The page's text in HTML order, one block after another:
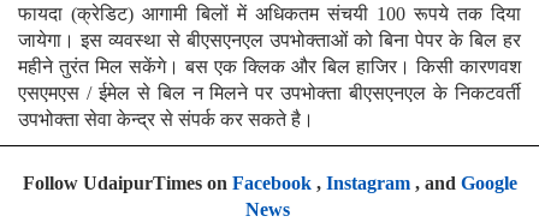
फायदा (क्रेडिट) आगामी बिलों में अधिकतम संचयी 100 रूपये तक दिया
जायेगा। इस व्य‍वस्था से बीएसएनएल उपभोक्ताओं को बिना पेपर के बिल हर
महीने तुरंत मिल सकेंगे। बस एक क्लिक और बिल हाजिर। किसी कारणवश
एसएमएस / ईमेल से बिल न मिलने पर उपभोक्ता बीएसएनएल के निकटवर्ती
उपभोक्ता सेवा केन्द्र से संपर्क कर सकते है।
Follow UdaipurTimes on Facebook, Instagram, and Google
News